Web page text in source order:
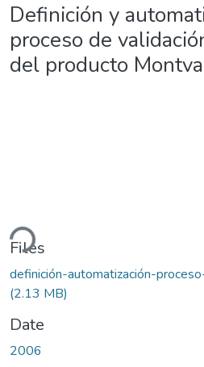
Definición y
proceso de
del producto
Files
definición-automatización-
(2.13 MB)
Date
2006